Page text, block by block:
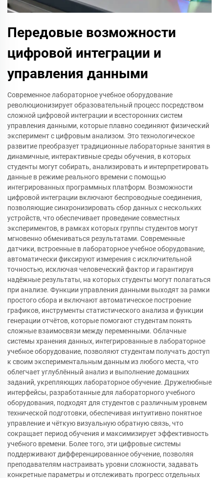
Передовые возможности
цифровой интеграции и
управления данными
Современное лабораторное учебное оборудование
революционизирует образовательный процесс посредством
сложной цифровой интеграции и всесторонних систем
управления данными, которые плавно соединяют физический
эксперимент с цифровым анализом. Это технологическое
развитие преобразует традиционные лабораторные занятия в
динамичные, интерактивные среды обучения, в которых
студенты могут собирать, анализировать и интерпретировать
данные в режиме реального времени с помощью
интегрированных программных платформ. Возможности
цифровой интеграции включают беспроводные соединения,
позволяющие синхронизировать сбор данных с нескольких
устройств, что обеспечивает проведение совместных
экспериментов, в рамках которых группы студентов могут
мгновенно обмениваться результатами. Современные
датчики, встроенные в лабораторное учебное оборудование,
автоматически фиксируют измерения с исключительной
точностью, исключая человеческий фактор и гарантируя
надёжные результаты, на которых студенты могут полагаться
при анализе. Функции управления данными выходят за рамки
простого сбора и включают автоматическое построение
графиков, инструменты статистического анализа и функции
генерации отчётов, которые помогают студентам понять
сложные взаимосвязи между переменными. Облачные
системы хранения данных, интегрированные в лабораторное
учебное оборудование, позволяют студентам получать доступ
к своим экспериментальным данным из любого места, что
облегчает углублённый анализ и выполнение домашних
заданий, укрепляющих лабораторное обучение. Дружелюбные
интерфейсы, разработанные для лабораторного учебного
оборудования, подходят для студентов с различным уровнем
технической подготовки, обеспечивая интуитивно понятное
управление и чёткую визуальную обратную связь, что
сокращает период обучения и максимизирует эффективность
учебного времени. Более того, эти цифровые системы
поддерживают дифференцированное обучение, позволяя
преподавателям настраивать уровни сложности, задавать
конкретные параметры и отслеживать прогресс отдельных